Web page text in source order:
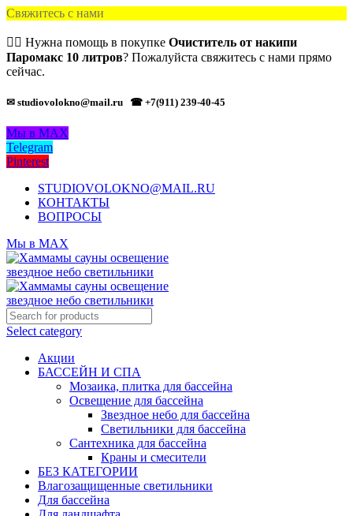
Свяжитесь с нами
🙋‍♂️ Нужна помощь в покупке Очиститель от накипи
Паромакс 10 литров? Пожалуйста свяжитесь с нами прямо
сейчас.
✉ studiovolokno@mail.ru ☎ +7(911) 239-40-45
Мы в MAX
Telegram
Pinterest
STUDIOVOLOKNO@MAIL.RU
КОНТАКТЫ
ВОПРОСЫ
Мы в MAX
Select category
Акции
БАССЕЙН И СПА
Мозаика, плитка для бассейна
Освещение для бассейна
Звездное небо для бассейна
Светильники для бассейна
Сантехника для бассейна
Краны и смесители
БЕЗ КАТЕГОРИИ
Влагозащищенные светильники
Для бассейна